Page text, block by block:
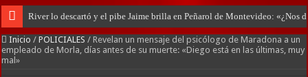
River lo descartó y el pibe Jaime brilla en Peñarol de Montevideo: «¿Nos
Inicio / POLICIALES / Revelan un mensaje del psicólogo de Maradona a un
empleado de Morla, días antes de su muerte: «Diego está en las últimas, muy
mal»